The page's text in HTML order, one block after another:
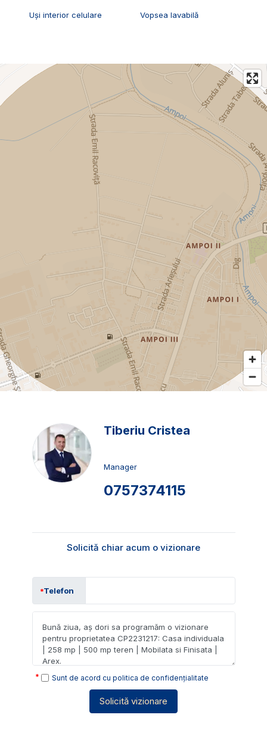
Uși interior celulare Vopsea lavabilă
Tiberiu Cristea
Manager
0757374115
Solicită chiar acum o vizionare
Telefon
Sunt de acord cu politica de confidențialitate
Solicită vizionare